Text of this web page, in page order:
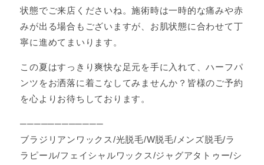
状態でご来店くださいね。施術時は一時的な痛みや赤
みが出る場合もございますが、お肌状態に合わせて丁
寧に進めてまいります。
この夏はすっきり爽快な足元を手に入れて、ハーフパ
ンツをお洒落に着こなしてみませんか？皆様のご予約
を心よりお待ちしております。
────────────
ブラジリアンワックス/光脱毛/W脱毛/メンズ脱毛/ラ
ラピール/フェイシャルワックス/ジャグアタトゥー/シ